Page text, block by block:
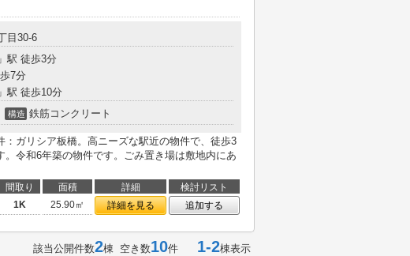
目30-6
」駅 徒歩3分
7分
」駅 徒歩10分
構造 鉄筋コンクリート
：ガリシア板橋。高ニーズな駅近の物件で、徒歩3
。令和6年築の物件です。ごみ置き場は敷地内にあ
間取り 面積 詳細
検討リスト
1K 25.90㎡ 詳細を見る 追加する
該当公開件数2棟 空き数10件 1-2棟表示